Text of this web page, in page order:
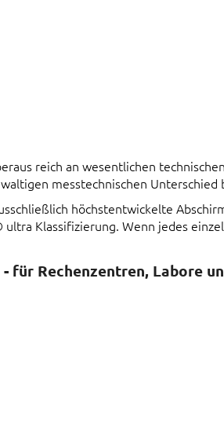
reich an wesentlichen
messtechnischen Unterschied
höchstentwickelte
ultra Klassifizierung. Wenn jedes
- für Rechenzentren, Labore